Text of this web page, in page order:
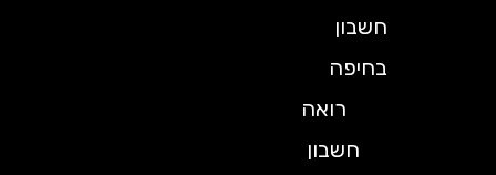
חשבון
בחיפה
רואה
חשבון